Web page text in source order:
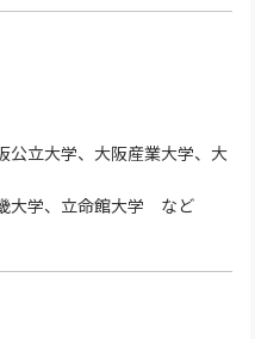
公立大学、大阪産業大学、大
大学、立命館大学 など